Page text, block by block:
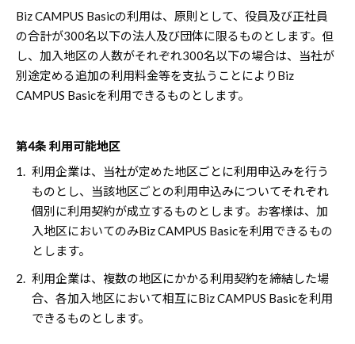
Biz CAMPUS Basicの利用は、原則として、役員及び正社員
の合計が300名以下の法人及び団体に限るものとします。但
し、加入地区の人数がそれぞれ300名以下の場合は、当社が
別途定める追加の利用料金等を支払うことによりBiz
CAMPUS Basicを利用できるものとします。
第4条 利用可能地区
1. 利用企業は、当社が定めた地区ごとに利用申込みを行う
ものとし、当該地区ごとの利用申込みについてそれぞれ
個別に利用契約が成立するものとします。お客様は、加
入地区においてのみBiz CAMPUS Basicを利用できるもの
とします。
2. 利用企業は、複数の地区にかかる利用契約を締結した場
合、各加入地区において相互にBiz CAMPUS Basicを利用
できるものとします。